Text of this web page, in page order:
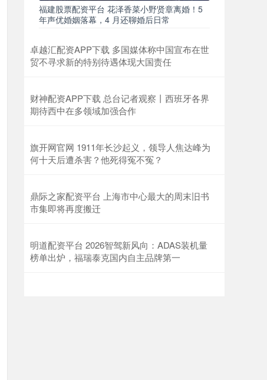
福建股票配资平台 花泽香菜小野贤章离婚！5
年声优婚姻落幕，4 月还聊婚后日常
卓越汇配资APP下载 多国媒体称中国宣布在世
贸不寻求新的特别待遇体现大国责任
财神配资APP下载 总台记者观察丨西班牙各界
期待西中在多领域加强合作
旗开网官网 1911年长沙起义，领导人焦达峰为
何十天后遭杀害？他死得冤不冤？
鼎际之家配资平台 上海市中心最大的周末旧书
市集即将再度搬迁
明道配资平台 2026智驾新风向：ADAS装机量
榜单出炉，福瑞泰克国内自主品牌第一